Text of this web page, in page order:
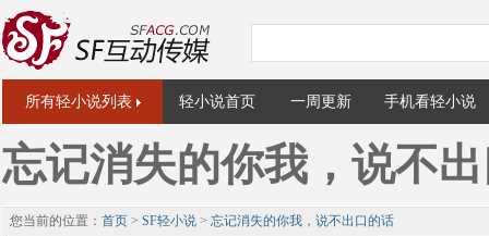
所有轻小说列表 轻小说首页 一周更新 手机看轻小说
忘记消失的你我，说不
您当前的位置： 首页 > SF轻小说 > 忘记消失的你我，说不出口的话